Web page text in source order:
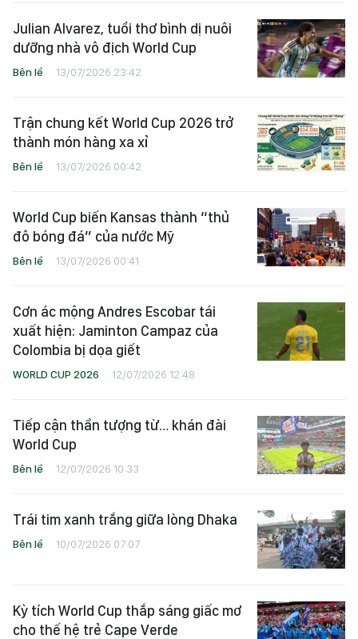
Julian Alvarez, tuổi thơ bình dị nuôi
dưỡng nhà vô địch World Cup
Bên lề 13/07/2026 23:42
Trận chung kết World Cup 2026 trở
thành món hàng xa xỉ
Bên lề 13/07/2026 00:42
World Cup biến Kansas thành “thủ
đô bóng đá” của nước Mỹ
Bên lề 13/07/2026 00:41
Cơn ác mộng Andres Escobar tái
xuất hiện: Jaminton Campaz của
Colombia bị dọa giết
WORLD CUP 2026 12/07/2026 12:48
Tiếp cận thần tượng từ… khán đài
World Cup
Bên lề 12/07/2026 10:33
Trái tim xanh trắng giữa lòng Dhaka
Bên lề 10/07/2026 07:07
Kỳ tích World Cup thắp sáng giấc mơ
cho thế hệ trẻ Cape Verde